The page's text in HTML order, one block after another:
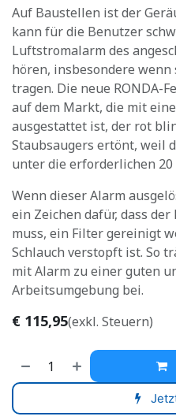
Auf Baustellen ist der
kann für die Benutzer
Luftstromalarm des
hören, insbesondere wenn
tragen. Die neue RONDA-
auf dem Markt, die mit
ausgestattet ist, der rot
Staubsaugers ertönt, weil
unter die erforderlichen
Wenn dieser Alarm
ein Zeichen dafür, dass
muss, ein Filter gereinigt
Schlauch verstopft ist. So
mit Alarm zu einer guten
Arbeitsumgebung bei.
€ 115,95(exkl. Steuern)